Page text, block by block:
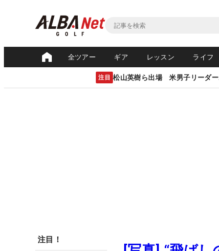
全ツアー ギア レッスン ライフ
注目 松山英樹ら出場 米男子リーダ
注目！